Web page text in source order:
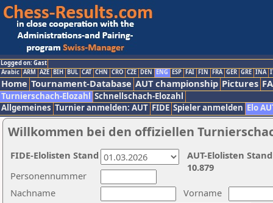
Logged on: Gast
Arabic ARM AZE BIH BUL CAT CHN CRO CZE DEN ENG ESP FAI FIN FRA GER GRE INA
Home Tournament-Database AUT championship Pictures
Turnierschach-Elozahl Schnellschach-Elozahl
Allgemeines Turnier anmelden: AUT FIDE Spieler anmelden Elo
Willkommen bei den offiziellen
Nachname
Vorname
Personennummer
AUT-Elolisten
10.879
FIDE-Elolisten Stand